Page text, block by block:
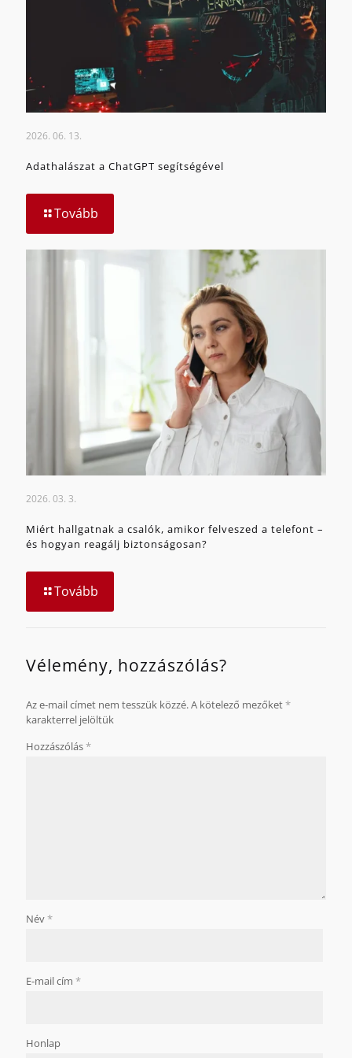
2026. 06. 13.
Adathalászat a ChatGPT segítségével
Tovább
2026. 03. 3.
Miért hallgatnak a csalók, amikor felveszed a telefont –
és hogyan reagálj biztonságosan?
Tovább
Vélemény, hozzászólás?
Az e-mail címet nem tesszük közzé.A kötelező mezőket*
karakterrel jelöltük
Hozzászólás*
Név*
E-mail cím *
Honlap